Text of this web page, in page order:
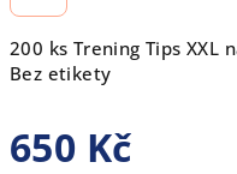
200 ks Trening Tips XXL
Bez etikety
650 Kč